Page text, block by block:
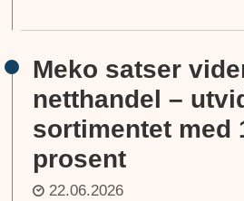
Meko satser
netthandel –
sortimentet med
prosent
22.06.2026